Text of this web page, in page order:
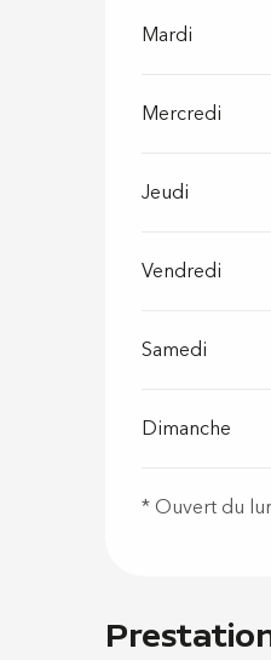
Mardi
Mercredi
Jeudi
Vendredi
Samedi
Dimanche
* Ouvert du